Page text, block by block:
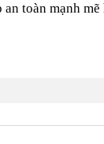
toàn mạnh mẽ